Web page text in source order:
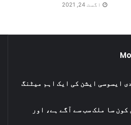
اگست 24, 2021
ایسوسی ایشن کی ایک اہم میٹنگ
سا ملک سب سے آگے ہے، اور